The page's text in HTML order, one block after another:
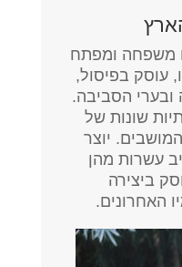
משפחה ומפתח
עוסק בפיסול,
ובערי הסביבה.
שונות של
יוצר
עשרות מהן
ביצירה
האחרונים.